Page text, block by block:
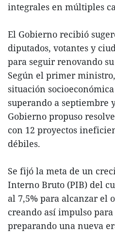
integrales en múltiples
El Gobierno recibió
diputados, votantes y
para seguir renovando
Según el primer
situación
superando a septiembre
Gobierno propuso
con 12 proyectos
débiles.
Se fijó la meta de un
Interno Bruto (PIB) del
al 7,5% para alcanzar el
creando así impulso para
preparando una nueva